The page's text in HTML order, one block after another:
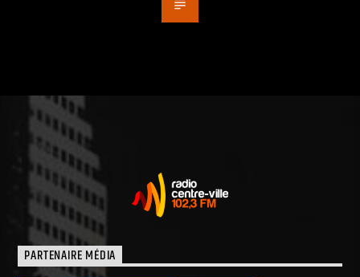
PARTENAIRE MÉDIA